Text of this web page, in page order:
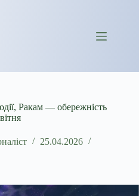
Ракам — обережність
25.04.2026